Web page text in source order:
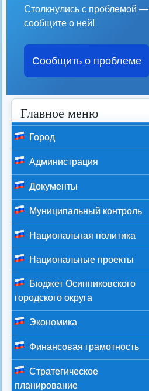
Столкнулись с проблемой —
сообщите о ней!
Сообщить о проблеме
Главное меню
Город
Администрация
Документы
Муниципальный контроль
Национальная политика
Национальные проекты
Бюджет Осинниковского
городского округа
Экономика
Финансовая грамотность
Стратегическое
планирование